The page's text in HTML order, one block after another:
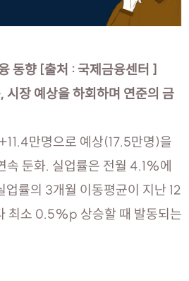
동향 [출처 : 국제금융센터 ]
시장 예상을 하회하며 연준의 금
만명으로 예상(17.5만명)을
속 둔화. 실업률은 전월 4.1%에
률의 3개월 이동평균이 지난 12
최소 0.5%p 상승할 때 발동되는